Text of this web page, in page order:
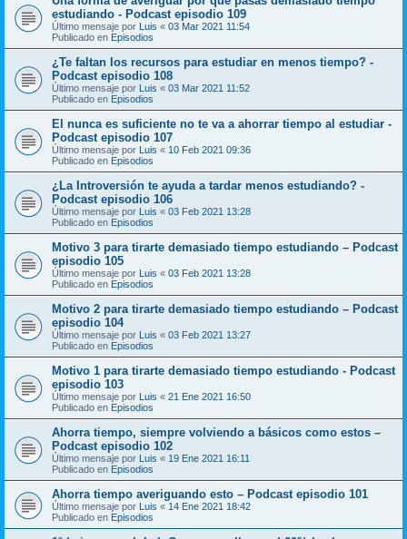
estudiando - Podcast episodio 109
Último mensaje por Luis « 03 Mar 2021 11:54
Publicado en Episodios
¿Te faltan los recursos para estudiar en menos tiempo? -
Podcast episodio 108
Último mensaje por Luis « 03 Mar 2021 11:52
Publicado en Episodios
El nunca es suficiente no te va a ahorrar tiempo al estudiar -
Podcast episodio 107
Último mensaje por Luis « 10 Feb 2021 09:36
Publicado en Episodios
¿La Introversión te ayuda a tardar menos estudiando? -
Podcast episodio 106
Último mensaje por Luis « 03 Feb 2021 13:28
Publicado en Episodios
Motivo 3 para tirarte demasiado tiempo estudiando – Podcast
episodio 105
Último mensaje por Luis « 03 Feb 2021 13:28
Publicado en Episodios
Motivo 2 para tirarte demasiado tiempo estudiando – Podcast
episodio 104
Último mensaje por Luis « 03 Feb 2021 13:27
Publicado en Episodios
Motivo 1 para tirarte demasiado tiempo estudiando - Podcast
episodio 103
Último mensaje por Luis « 21 Ene 2021 16:50
Publicado en Episodios
Ahorra tiempo, siempre volviendo a básicos como estos –
Podcast episodio 102
Último mensaje por Luis « 19 Ene 2021 16:11
Publicado en Episodios
Ahorra tiempo averiguando esto – Podcast episodio 101
Último mensaje por Luis « 14 Ene 2021 18:42
Publicado en Episodios